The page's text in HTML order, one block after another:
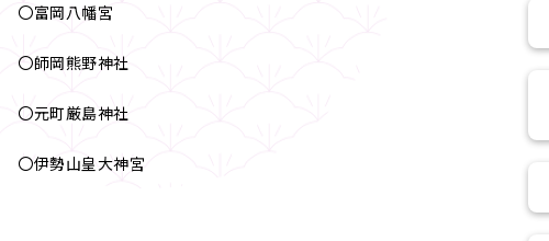
〇富岡八幡宮
〇師岡熊野神社
〇元町厳島神社
〇伊勢山皇大神宮